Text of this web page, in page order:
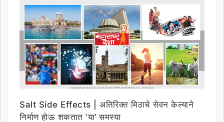
Salt Side Effects | अतिरिक्त मिठाचे सेवन केल्याने
निर्माण होऊ शकतात ‘या’ समस्या